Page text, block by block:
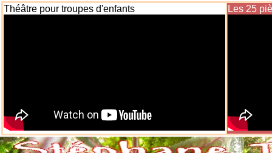
Théâtre pour troupes d'enfants Les 25